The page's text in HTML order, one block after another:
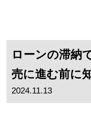
ローンの滞納
売に進む前に
2024.11.13